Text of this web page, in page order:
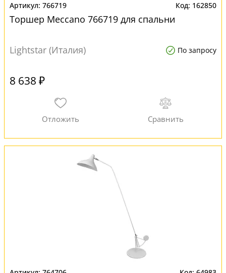
766719 162850
Торшер Meccano 766719 для спальни
Lightstar (Италия) По запросу
8 638 ₽